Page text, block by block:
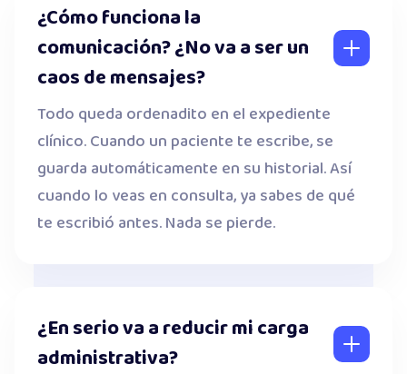
¿Cómo funciona la
comunicación? ¿No va a ser un
caos de mensajes?
Todo queda ordenadito en el expediente
clínico. Cuando un paciente te escribe, se
guarda automáticamente en su historial. Así
cuando lo veas en consulta, ya sabes de qué
te escribió antes. Nada se pierde.
¿En serio va a reducir mi carga
administrativa?